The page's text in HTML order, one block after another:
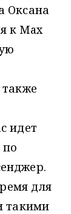
Оксана
к Max
идет
по
для
такими